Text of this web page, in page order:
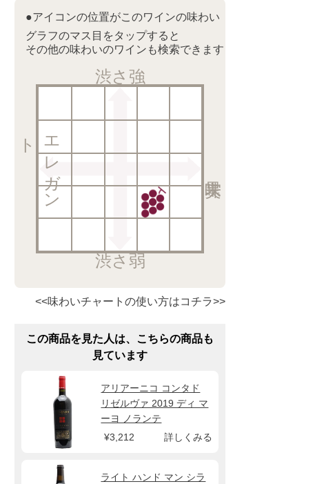
●アイコンの位置がこのワインの味わい
グラフのマス目をタップすると
その他の味わいのワインも検索できます
渋さ強
渋さ弱
エ
レ
ガ
ン
ト
<<味わいチャートの使い方はコチラ>>
この商品を見た人は、こちらの商品も
見ています
アリアーニコ コンタド
リゼルヴァ 2019 ディ マ
ーヨ ノランテ
¥3,212
詳しくみる
ライト ハンド マン シラ